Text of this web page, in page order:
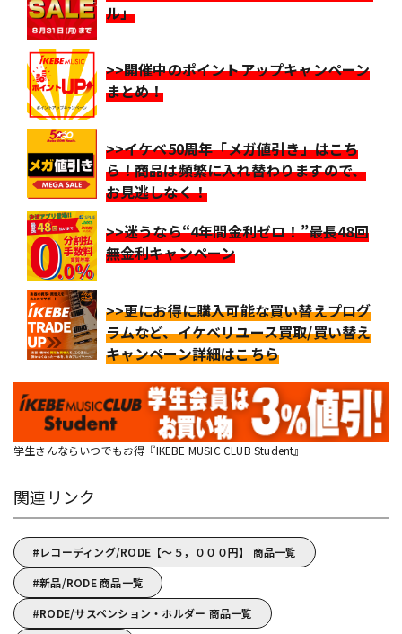
ル」
>>開催中のポイントアップキャンペーン
まとめ！
>>イケベ50周年「メガ値引き」はこち
ら！商品は頻繁に入れ替わりますので、
お見逃しなく！
>>迷うなら“4年間金利ゼロ！”最長48回
無金利キャンペーン
>>更にお得に購入可能な買い替えプログ
ラムなど、イケベリユース買取/買い替え
キャンペーン詳細はこちら
学生さんならいつでもお得『IKEBE MUSIC CLUB Student』
関連リンク
レコーディング/RODE【～５，０００円】 商品一覧
新品/RODE 商品一覧
RODE/サスペンション・ホルダー 商品一覧